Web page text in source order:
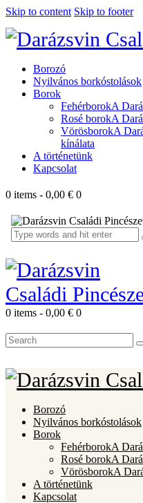
Skip to content Skip to footer
Borozó
Nyilvános borkóstolások
Borok
FehérborokA
Rosé borokA
VörösborokA
kínálata
A történetünk
Kapcsolat
0 items - 0,00 € 0
0 items - 0,00 € 0
Borozó
Nyilvános borkóstolások
Borok
FehérborokA
Rosé borokA
VörösborokA
A történetünk
Kapcsolat